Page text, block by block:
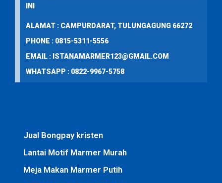
INI
ALAMAT : CAMPURDARAT, TULUNGAGUNG 66272
PHONE : 0815-5311-5556
EMAIL : ISTANAMARMER123@GMAIL.COM
WHATSAPP : 0822-9967-5758
Jual Bongpay kristen
Lantai Motif Marmer Murah
Meja Makan Marmer Putih